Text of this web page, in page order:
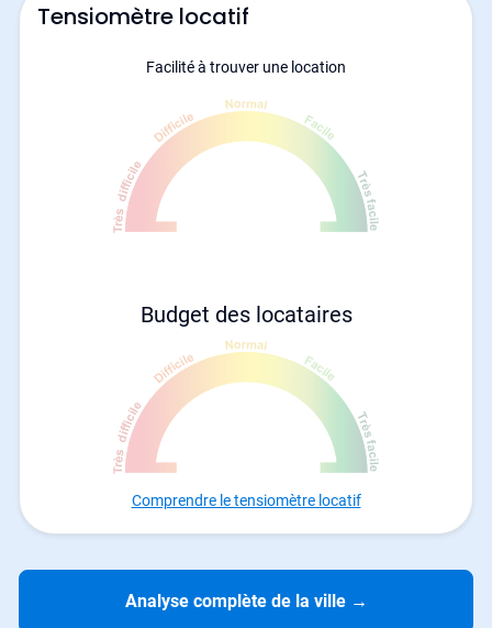
Tensiomètre locatif
Facilité à trouver une location
Budget des locataires
Comprendre le tensiomètre locatif
Analyse complète de la ville →